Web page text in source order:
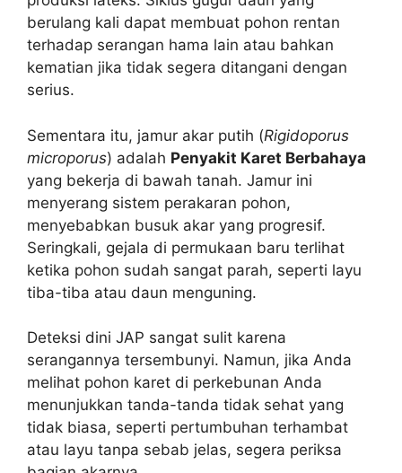
berulang kali dapat membuat pohon rentan
terhadap serangan hama lain atau bahkan
kematian jika tidak segera ditangani dengan
serius.
Sementara itu, jamur akar putih (Rigidoporus
microporus) adalah Penyakit Karet Berbahaya
yang bekerja di bawah tanah. Jamur ini
menyerang sistem perakaran pohon,
menyebabkan busuk akar yang progresif.
Seringkali, gejala di permukaan baru terlihat
ketika pohon sudah sangat parah, seperti layu
tiba-tiba atau daun menguning.
Deteksi dini JAP sangat sulit karena
serangannya tersembunyi. Namun, jika Anda
melihat pohon karet di perkebunan Anda
menunjukkan tanda-tanda tidak sehat yang
tidak biasa, seperti pertumbuhan terhambat
atau layu tanpa sebab jelas, segera periksa